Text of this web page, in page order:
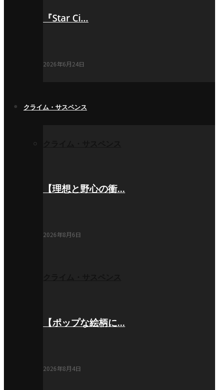
『Star Ci…
2026年6月24日
クライム・サスペンス
【理想と野心の衝…
2026年8月6日
【ポップな絵柄に…
2026年8月4日